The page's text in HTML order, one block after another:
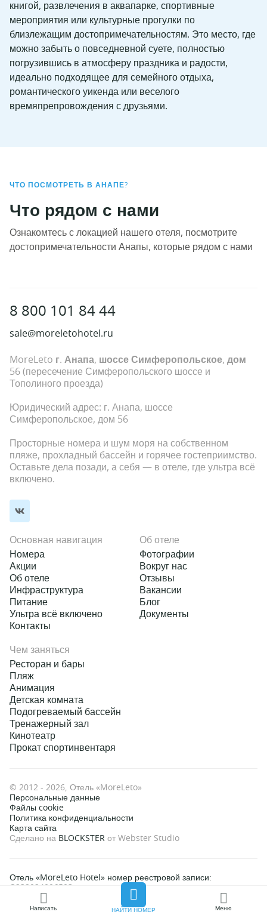
Написать НАЙТИ НОМЕР Меню
книгой, развлечения в аквапарке, спортивные
мероприятия или культурные прогулки по
близлежащим достопримечательностям. Это место, где
можно забыть о повседневной суете, полностью
погрузившись в атмосферу праздника и радости,
идеально подходящее для семейного отдыха,
романтического уикенда или веселого
времяпрепровождения с друзьями.
ЧТО ПОСМОТРЕТЬ В АНАПЕ?
Что рядом с нами
Ознакомтесь с локацией нашего отеля, посмотрите
достопримечательности Анапы, которые рядом с нами
Применить
8 800 101 84 44
sale@moreletohotel.ru
MoreLeto г. Анапа, шоссе Симферопольское, дом
56 (пересечение Симферопольского шоссе и
Тополиного проезда)
Юридический адрес: г. Анапа, шоссе
Симферопольское, дом 56
Просторные номера и шум моря на собственном
пляже, прохладный бассейн и горячее гостеприимство.
Оставьте дела позади, а себя — в отеле, где ультра всё
включено.
Основная навигация
Номера
Акции
Об отеле
Инфраструктура
Питание
Ультра всё включено
Контакты
Об отеле
Фотографии
Вокруг нас
Отзывы
Вакансии
Блог
Документы
Чем заняться
Ресторан и бары
Пляж
Анимация
Детская комната
Подогреваемый бассейн
Тренажерный зал
Кинотеатр
Прокат спортинвентаря
© 2012 - 2026, Отель «MoreLeto»
Персональные данные
Файлы cookie
Политика конфиденциальности
Карта сайта
Сделано на BLOCKSTER от Webster Studio
Отель «MoreLeto Hotel» номер реестровой записи:
С232024006503.